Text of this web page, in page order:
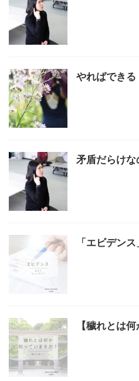
やればできる
矛盾だらけな
「エビデン
【穢れとは